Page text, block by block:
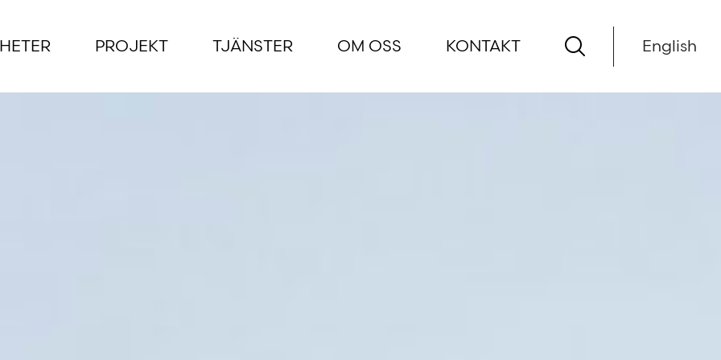
PROJEKT TJÄNSTER OM OSS KONTAKT English